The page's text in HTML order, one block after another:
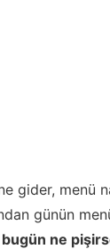
gider, menü
günün
bugün ne